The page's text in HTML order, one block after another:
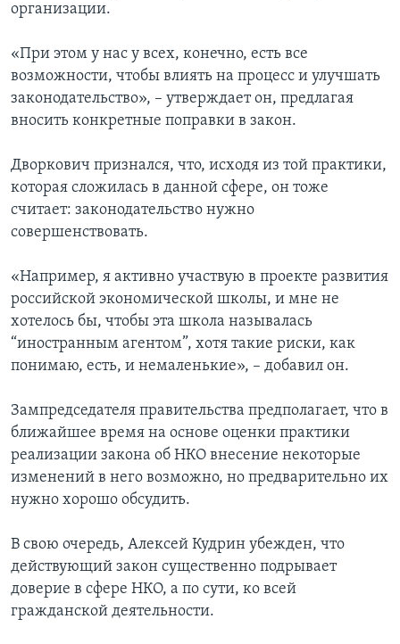
организации.
«При этом у нас у всех, конечно, есть все
возможности, чтобы влиять на процесс и улучшать
законодательство», – утверждает он, предлагая
вносить конкретные поправки в закон.
Дворкович признался, что, исходя из той практики,
которая сложилась в данной сфере, он тоже
считает: законодательство нужно
совершенствовать.
«Например, я активно участвую в проекте развития
российской экономической школы, и мне не
хотелось бы, чтобы эта школа называлась
“иностранным агентом”, хотя такие риски, как
понимаю, есть, и немаленькие», – добавил он.
Зампредседателя правительства предполагает, что в
ближайшее время на основе оценки практики
реализации закона об НКО внесение некоторые
изменений в него возможно, но предварительно их
нужно хорошо обсудить.
В свою очередь, Алексей Кудрин убежден, что
действующий закон существенно подрывает
доверие в сфере НКО, а по сути, ко всей
гражданской деятельности.